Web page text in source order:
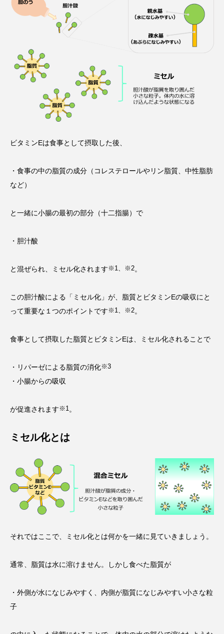
ビタミンEは食事として摂取した後、
・食事の中の脂質の成分（コレステロールやリン脂質、中性脂肪
など）
と一緒に小腸の最初の部分（十二指腸）で
・胆汁酸
と混ぜられ、ミセル化されます ※1、※2。
この胆汁酸による「ミセル化」が、脂質とビタミンEの吸収にと
って重要な１つのポイントです ※1、※2。
食事として摂取した脂質とビタミンEは、ミセル化されることで
・リパーゼによる脂質の消化※3
・小腸からの吸収
が促進されます ※1 。
ミセル化とは
それではここで、ミセル化とは何かを一緒に見ていきましょう。
通常、脂質は水に溶けません。しかし食べた脂質が
・外側が水になじみやすく、内側が脂質になじみやすい小さな粒
子